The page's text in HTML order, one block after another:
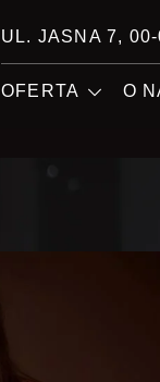
UL. JASNA 7,
OFERTA O